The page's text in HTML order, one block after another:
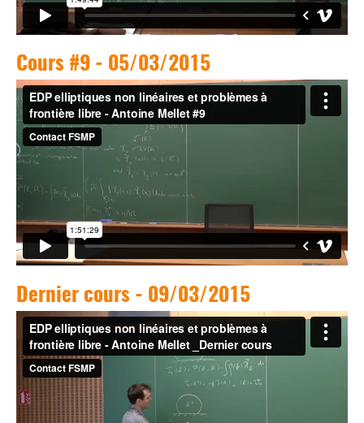
Cours #9 - 05/03/2015
Dernier cours - 09/03/2015